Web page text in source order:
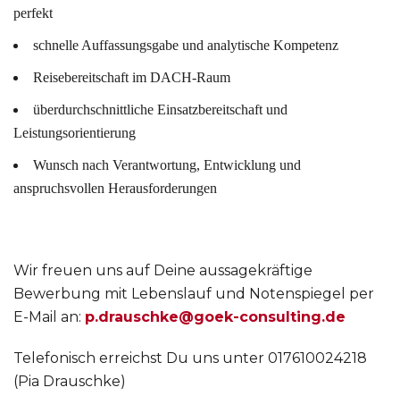
perfekt
schnelle Auffassungsgabe und analytische Kompetenz
Reisebereitschaft im DACH-Raum
überdurchschnittliche Einsatzbereitschaft und
Leistungsorientierung
Wunsch nach Verantwortung, Entwicklung und
anspruchsvollen Herausforderungen
Wir freuen uns auf Deine aussagekräftige
Bewerbung mit Lebenslauf und Notenspiegel per
E-Mail an: p.drauschke@goek-consulting.de
Telefonisch erreichst Du uns unter 017610024218
(Pia Drauschke)